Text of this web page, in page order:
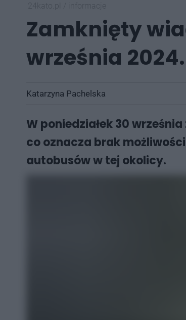
Zamknięty
września
Katarzyna Pachelska
W poniedziałek 30
co oznacza brak
autobusów w tej okolicy.